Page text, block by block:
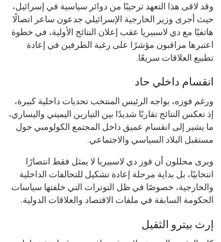
وقد لاقى هذا التعهد ترحيبًا من دوائر سياسية في إسرائيل،
حيث أجرى وزير الخارجية الإسرائيلي جدعون ساعر اتصالًا
هاتفيًا مع دي لاسبيريا عقب إعلان النتائج الأولية، في خطوة
اعتبرها مراقبون مؤشرًا على رغبة الطرفين في إعادة
تطبيع العلاقات سريعًا.
انقسام داخلي حاد
ورغم فوزه، يواجه الرئيس المنتخب تحديات داخلية كبيرة،
إذ تعكس النتائج تقاربًا شديدًا بين التيارين اليميني واليساري،
ما يشير إلى انقسام عميق داخل المجتمع الكولومبي حول
مستقبل البلاد السياسي والاجتماعي.
ويرى محللون أن فوز دي لاسبيريا لا يمثل فقط انتصارًا
انتخابيًا، بل بداية مرحلة إعادة تشكيل للتحالفات الداخلية
والخارجية، خصوصًا في ظل التوترات التي خلفتها سياسات
الحكومة السابقة في ملفات الاقتصاد والعلاقات الدولية.
إرث بيترو الثقيل